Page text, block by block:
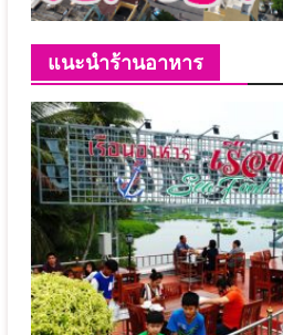
แนะนำร้านอาหาร